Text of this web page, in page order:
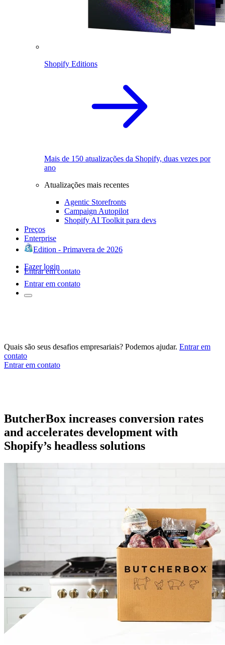
Shopify Editions
Mais de 150 atualizações da Shopify, duas vezes por
ano
Atualizações mais recentes
Agentic Storefronts
Campaign Autopilot
Shopify AI Toolkit para devs
Preços
Enterprise
Edition - Primavera de 2026
Fazer login
Entrar em contato
Entrar em contato
Quais são seus desafios empresariais? Podemos ajudar. Entrar em
contato
Entrar em contato
ButcherBox increases conversion rates
and accelerates development with
Shopify’s headless solutions